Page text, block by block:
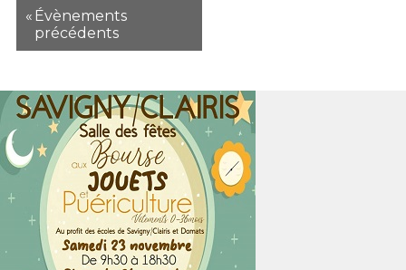
« Évènements
précédents